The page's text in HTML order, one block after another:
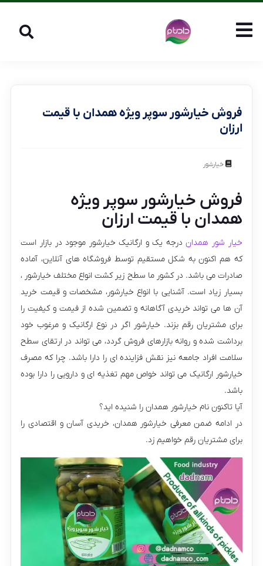
فروش خیارشور سوپر ویژه همدان با قیمت
ارزان
خیارشور
فروش خیارشور سوپر ویژه
همدان با قیمت ارزان
خیار شور همداندرجه یک و ارگانیک خیارشور موجود در بازار است
که هم اکنون به شکل مستقیم توسط فروشگاه های آنلاین، آماده
صادرات می باشد. در کشور ما سطح زیر کشت انواع مختلف خیارشور ،
بسیار زیاد است. آشنایی با انواع خیارشور، مشخصات و قیمت خرید
آن ها می تواند خریدی آگاهانه و تضمین شده از فیمت و کیفیت را
برای مشتریان رقم بزند. خیارشور اگر در نوع ارگانیک و مرغوب خود
برداشت شده و روانه بازارهای فروش گردد، می تواند در ارتقای سطح
سلامت افراد جامعه نیز نقش فزاینده ای را دارا باشد. چرا که مصرف
خیارشور ارگانیک می تواند خواص مهم تغذیه ای و دارویی را دارا بوده
باشد.
آیا تاکنون نام خیارشور همدان را شنیده اید؟
در ادامه ضمن معرفی خیارشور همدان، خریدی آسان و اقتصادی را
برای مشتریان رقم خواهیم زد.